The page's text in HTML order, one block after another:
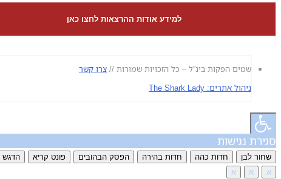
למידע אודות ההרצאות לחצו כאן
שמים הפקות בינ”ל – כל הזכויות שמורות // צרו קשר
ניהול אתרים: The Shark Lady
סגירת נגישות
שחור לבן חדות כהה חדות בהירה הפסק הבהובים פונט קריא
הדגש
א
א א